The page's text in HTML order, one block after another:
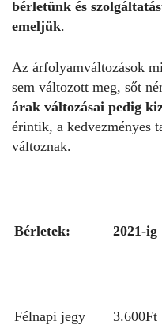
bérletünk és
emeljük.
Az árfolyamváltozások
sem változott meg, sőt
árak változásai pedig
érintik, a kedvezményes
változnak.
Bérletek: 2021-ig
Félnapi jegy 3.600Ft